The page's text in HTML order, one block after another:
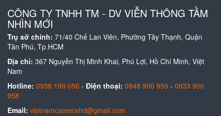
CÔNG TY TNHH TM - DV VIỄN THÔNG TẦM
NHÌN MỚI
Trụ sở chính: 71/40 Chế Lan Viên, Phường Tây Thạnh, Quận
Tân Phú, Tp.HCM
Địa chỉ: 367 Nguyễn Thị Minh Khai, Phú Lợi, Hồ Chí Minh, Việt
Nam
Hotline: 0938 199 056 - Điện thoại: 0948 900 959 - 0933 900
958
Email: vietnamcamerahd@gmail.com